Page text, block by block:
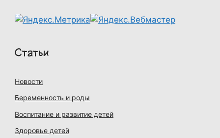
Статьи
Новости
Беременность и роды
Воспитание и развитие детей
Здоровье детей